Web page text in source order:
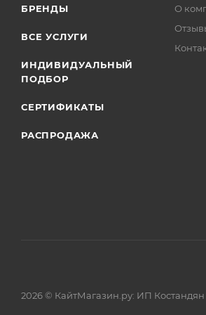
БРЕНДЫ
ВСЕ УСЛУГИ
ИНДИВИДУАЛЬНЫЙ
ПОДБОР
СЕРТИФИКАТЫ
РАСПРОДАЖА
О
2026 © КайтМагазин.ру: ИП